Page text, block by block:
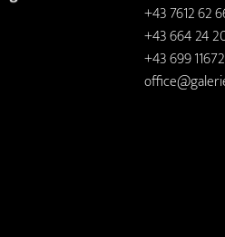
+43 7612 62
+43 664 24
+43 699